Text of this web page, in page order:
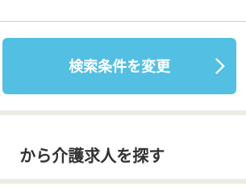
検索条件を変更
から介護求人を探す